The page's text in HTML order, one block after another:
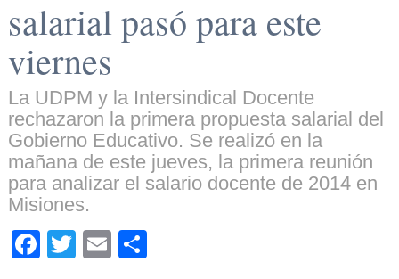
salarial pasó para este
viernes
La UDPM y la Intersindical Docente
rechazaron la primera propuesta salarial del
Gobierno Educativo. Se realizó en la
mañana de este jueves, la primera reunión
para analizar el salario docente de 2014 en
Misiones.
Facebook
TwitterEmail